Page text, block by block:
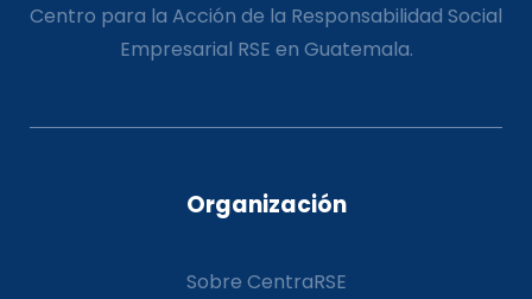
Centro para la Acción de la Responsabilidad Social
Empresarial RSE en Guatemala.
Organización
Sobre CentraRSE